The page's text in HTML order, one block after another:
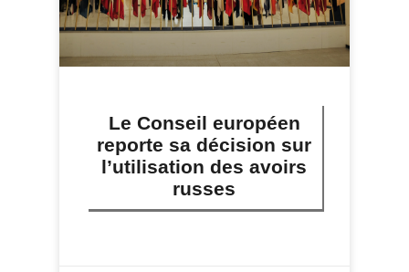
Le Conseil européen
reporte sa décision sur
l’utilisation des avoirs
russes